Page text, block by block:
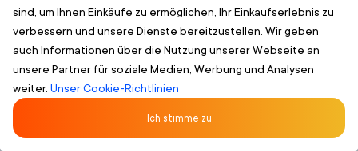
support@a4ord.com
©2026 A4ord FT7 GmbH
Datenschutz
Geschäftsbedingungen
*Es gelten die üblichen Gebühren Ihres Telefonanbieters. Anrufe aus dem Ausland
können höheren Gebühren unterliegen.
sind, um Ihnen Einkäufe zu ermöglichen, Ihr Einkaufserlebnis zu
verbessern und unsere Dienste bereitzustellen. Wir geben
auch Informationen über die Nutzung unserer Webseite an
unsere Partner für soziale Medien, Werbung und Analysen
weiter. Unser Cookie-Richtlinien
Ich stimme zu